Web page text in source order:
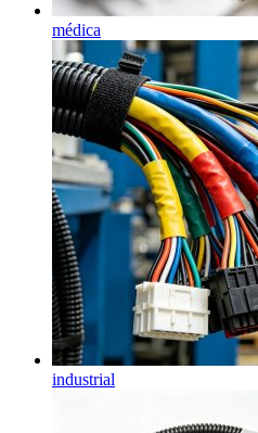
médica
industrial